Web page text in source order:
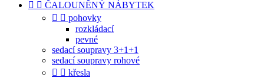
  ČALOUNĚNÝ NÁBYTEK
  pohovky
rozkládací
pevné
sedací soupravy 3+1+1
sedací soupravy rohové
  křesla